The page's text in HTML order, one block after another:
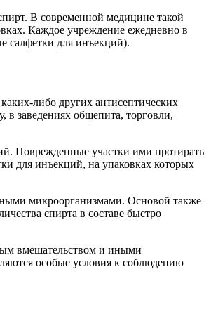
В современной медицине такой
Каждое учреждение ежедневно в
салфетки для инъекций).
либо других антисептических
заведениях общепита, торговли,
Поврежденные участки ими протирать
для инъекций, на упаковках которых
микроорганизмами. Основой также
спирта в составе быстро
вмешательством и иными
особые условия к соблюдению